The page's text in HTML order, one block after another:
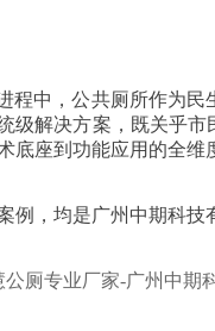
程中，公共厕所作为
级解决方案，既关乎
底座到功能应用的全
例，均是广州中期科